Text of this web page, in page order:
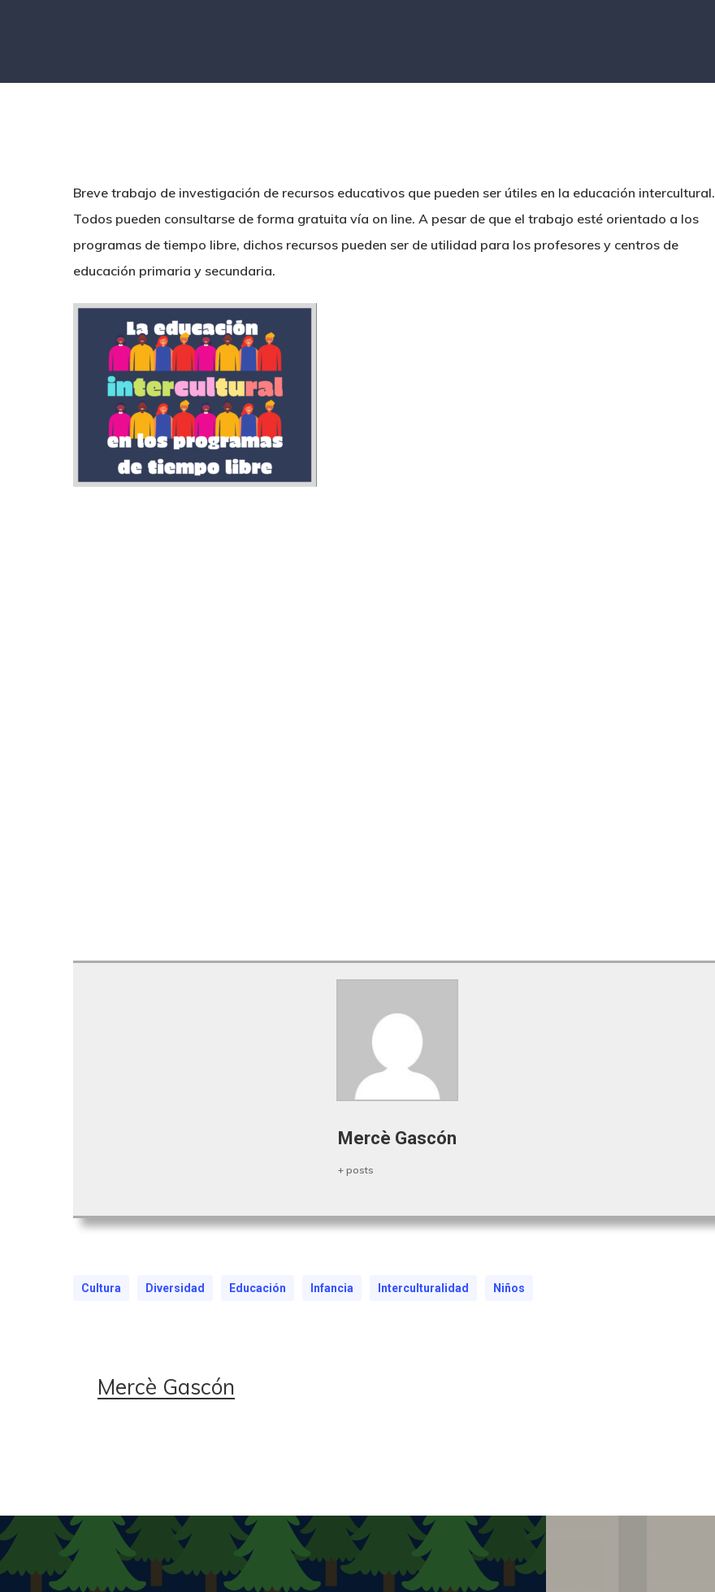
Hit enter to search or ESC to close
Breve trabajo de investigación de recursos educativos que pueden ser útiles en la educación intercultural.
Todos pueden consultarse de forma gratuita vía on line. A pesar de que el trabajo esté orientado a los
programas de tiempo libre, dichos recursos pueden ser de utilidad para los profesores y centros de
educación primaria y secundaria.
Mercè Gascón
+ posts
Cultura Diversidad Educación Infancia Interculturalidad Niños
Mercè Gascón